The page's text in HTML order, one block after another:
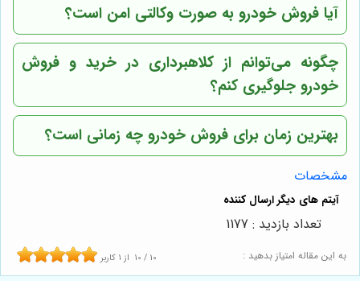
آیا فروش خودرو به صورت وکالتی امن است؟
چگونه می‌توانم از کلاهبرداری در خرید و فروش
خودرو جلوگیری کنم؟
بهترین زمان برای فروش خودرو چه زمانی است؟
مشخصات
به این مقاله امتیاز بدهید : 10 / 10 از 1 کاربر
تعداد بازدید : 1177